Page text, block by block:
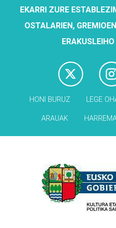
EKARRI ZURE
OSTALARIEN,
HONI BURUZ LEGE
ARAUAK